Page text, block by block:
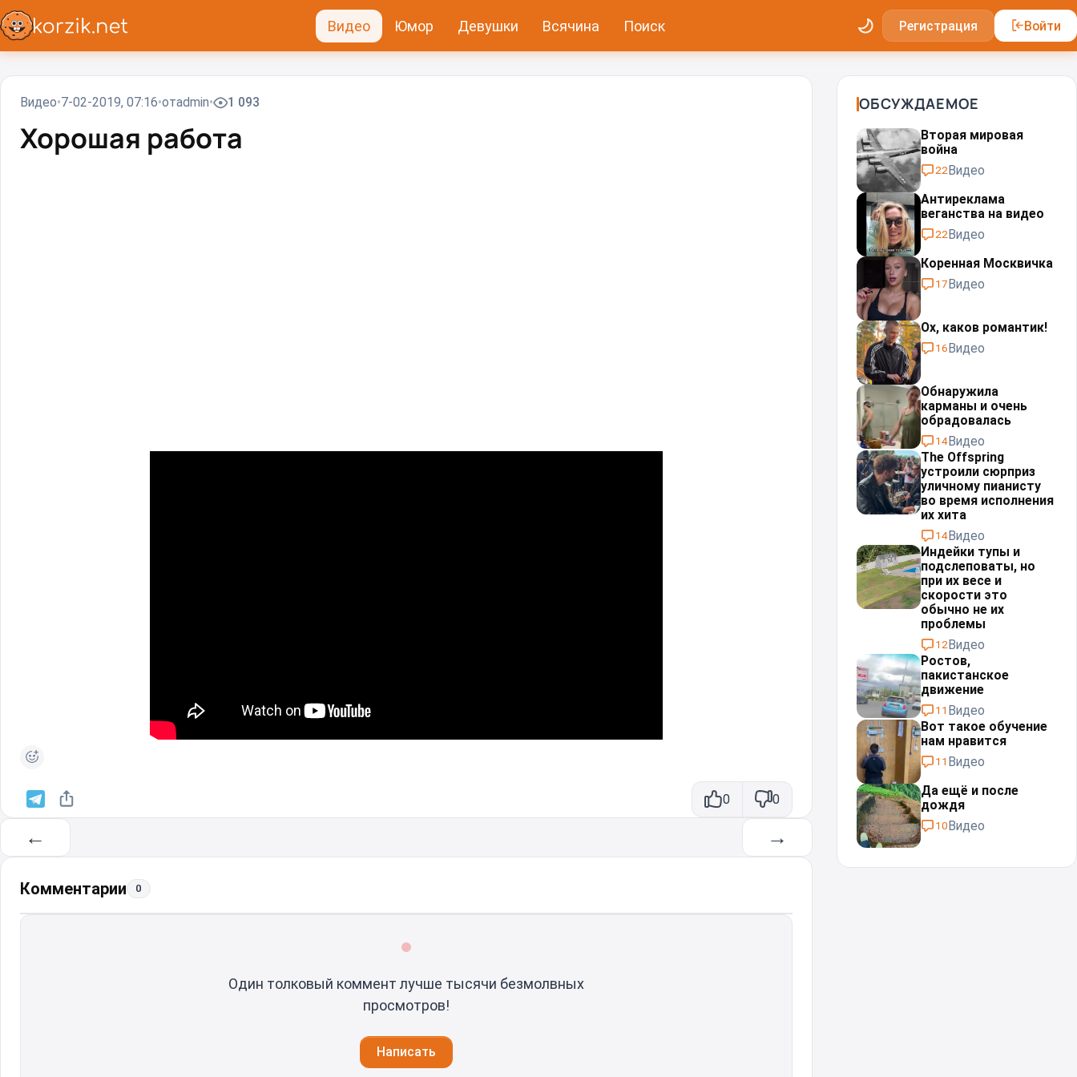
Видео Юмор Девушки Всячина Поиск Регистрация Войти
Видео 7-02-2019, 07:16 отadmin 1 093
Хорошая работа
0 0
← →
Комментарии 0
Один толковый коммент лучше тысячи безмолвных
просмотров!
Написать
ОБСУЖДАЕМОЕ
Вторая мировая
война
22Видео
Антиреклама
веганства на видео
22Видео
Коренная Москвичка
17Видео
Ох, каков романтик!
16Видео
Обнаружила
карманы и очень
обрадовалась
14Видео
The Offspring
устроили сюрприз
уличному пианисту
во время исполнения
их хита
14Видео
Индейки тупы и
подслеповаты, но
при их весе и
скорости это
обычно не их
проблемы⁠⁠
12Видео
Ростов,
пакистанское
движение
11 Видео
Вот такое обучение
нам нравится
11 Видео
Да ещё и после
дождя⁠⁠
10Видео